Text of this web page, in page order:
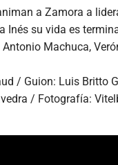
a Zamora a
Inés su vida es
Machuca,
/ Guion: Luis
/ Fotografía: